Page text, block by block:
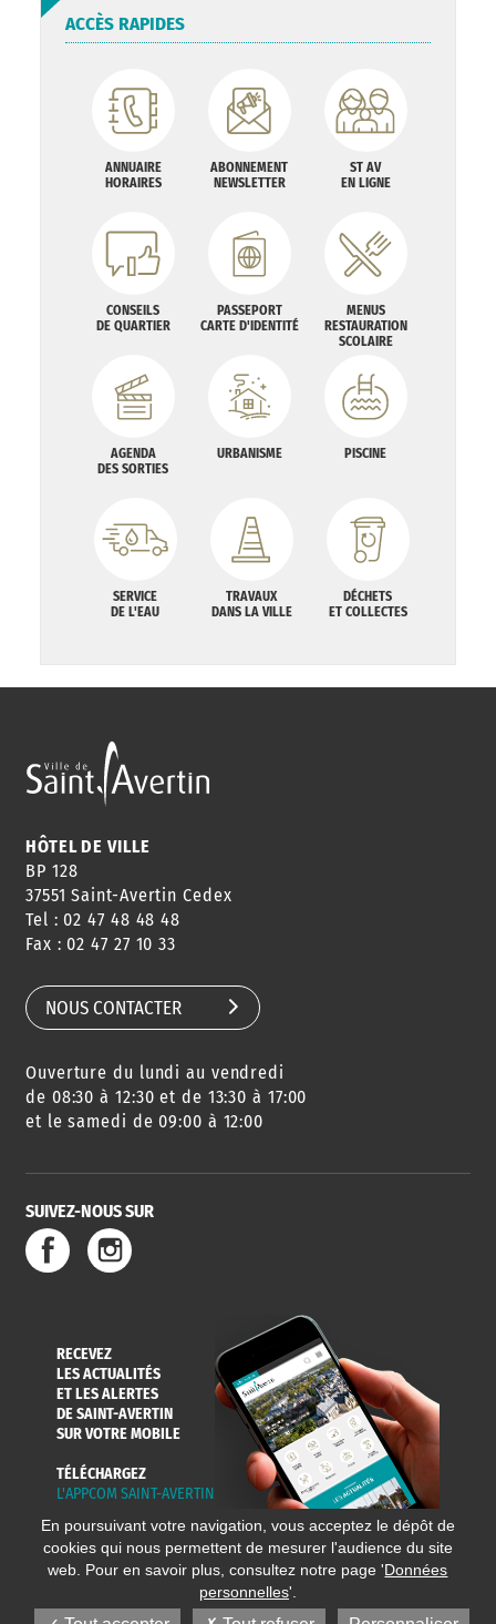
ACCÈS RAPIDES
ANNUAIRE
HORAIRES
ABONNEMENT
NEWSLETTER
ST AV
EN LIGNE
CONSEILS
DE QUARTIER
PASSEPORT
CARTE D'IDENTITÉ
MENUS
RESTAURATION
SCOLAIRE
AGENDA
DES SORTIES
URBANISME PISCINE
SERVICE
DE L'EAU
TRAVAUX
DANS LA VILLE
DÉCHETS
ET COLLECTES
HÔTEL DE VILLE
BP 128
37551 Saint-Avertin Cedex
Tel : 02 47 48 48 48
Fax : 02 47 27 10 33
NOUS CONTACTER
Ouverture du lundi au vendredi
de 08:30 à 12:30 et de 13:30 à 17:00
et le samedi de 09:00 à 12:00
SUIVEZ-NOUS SUR
RECEVEZ
LES ACTUALITÉS
ET LES ALERTES
DE SAINT-AVERTIN
SUR VOTRE MOBILE
TÉLÉCHARGEZ
L'APPCOM SAINT-AVERTIN
En poursuivant votre navigation, vous acceptez le dépôt de
cookies qui nous permettent de mesurer l'audience du site
web. Pour en savoir plus, consultez notre page 'Données
personnelles'.